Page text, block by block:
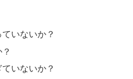
いないか？
いないか？